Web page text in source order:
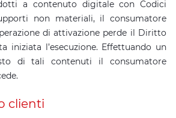
a contenuto digitale con Codici
non materiali, il consumatore
di attivazione perde il Diritto
iniziata l’esecuzione. Effettuando un
di tali contenuti il consumatore
clienti